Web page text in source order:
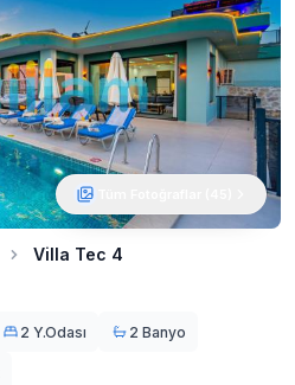
Villa Tec 4
2 Y.Odası 2 Banyo